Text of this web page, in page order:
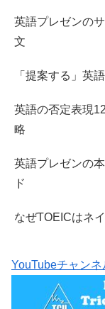
英語プレゼンの
文
「提案する」英
英語の否定表現
略
英語プレゼンの
ド
なぜTOEICはネ
YouTubeチャンネ